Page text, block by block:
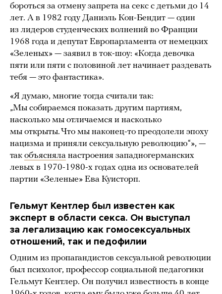
бороться за отмену запрета на секс с детьми до 14
лет. А в 1982 году Даниэль Кон-Бендит — один
из лидеров студенческих волнений во Франции
1968 года и депутат Европарламента от немецких
«Зеленых» — заявил в ток-шоу: «Когда девочка
пяти или пяти с половиной лет начинает раздевать
тебя — это фантастика».
«Я думаю, многие тогда считали так:
„Мы собираемся показать другим партиям,
насколько мы отличаемся и насколько
мы открыты. Что мы наконец-то преодолели эпоху
нацизма и приняли сексуальную революцию“», —
так объясняла настроения западногерманских
левых в 1970-1980-х годах одна из основателей
партии «Зеленые» Ева Куисторп.
Гельмут Кентлер был известен как
эксперт в области секса. Он выступал
за легализацию как гомосексуальных
отношений, так и педофилии
Одним из пропагандистов сексуальной революции
был психолог, профессор социальной педагогики
Гельмут Кентлер. Он получил известность в конце